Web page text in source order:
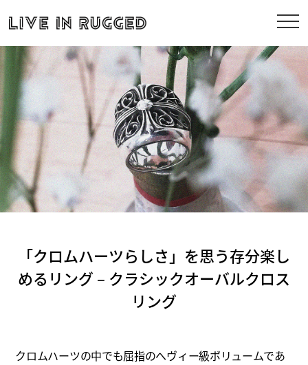
「クロムハーツらしさ」を思う存分楽し
めるリング – クラシックオーバルクロス
リング
クロムハーツの中でも屈指のへヴィー級ボリュームであ